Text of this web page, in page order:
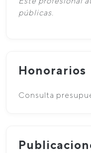
públicas.
Honorarios
Consulta